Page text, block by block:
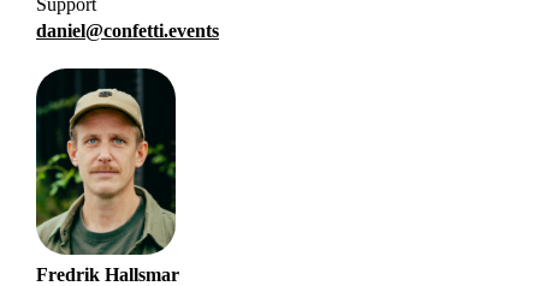
daniel@confetti.events
Fredrik Hallsmar